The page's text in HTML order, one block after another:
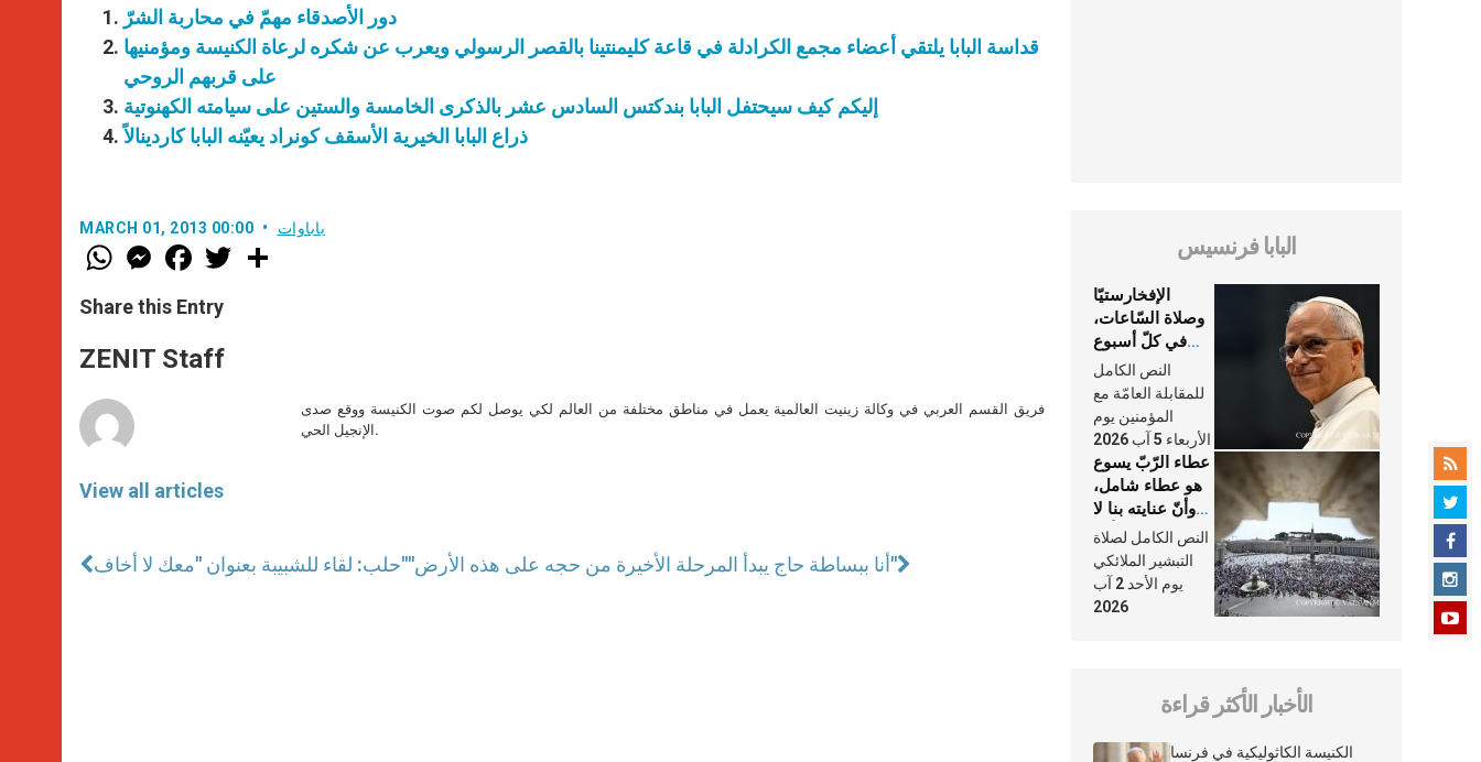
دور الأصدقاء مهمّ في محاربة الشرّ
قداسة البابا يلتقي أعضاء مجمع الكرادلة في قاعة كليمنتينا بالقصر الرسولي ويعرب عن شكره لرعاة الكنيسة ومؤمنيها
على قربهم الروحي
إليكم كيف سيحتفل البابا بندكتس السادس عشر بالذكرى الخامسة والستين على سيامته الكهنوتية
ذراع البابا الخيرية الأسقف كونراد يعيّنه البابا كاردينالاً
MARCH 01, 2013 00:00 باباوات
W
h
t
s
p
p
M
e
s
e
g
e
F
a
e
b
o
k
w
Share this Entry
ZENIT Staff
View all articles
فريق القسم العربي في وكالة زينيت العالمية يعمل في مناطق مختلفة من العالم لكي يوصل لكم صوت الكنيسة ووقع صدى
الإنجيل الحي.
حلب: لقاء للشبيبة بعنوان "معك لا أخاف" "أنا ببساطة حاج يبدأ المرحلة الأخيرة من حجه على هذه الأرض"
البابا فرنسيس
الإفخارستيّا
وصلاة السّاعات،
في كلّ أسبوع
وكلّ يوم، هما
النَّفَس في حياة
الكنيسة
النص الكامل
للمقابلة العامّة مع
المؤمنين يوم
الأربعاء 5 آب 2026
عطاء الرّبّ يسوع
هو عطاء شامل،
وأنّ عنايته بنا لا
تغيب عنّا أبدًا
النص الكامل لصلاة
التبشير الملائكي
يوم الأحد 2 آب
2026
الأخبار الأكثر قراءة
الكنيسة الكاثوليكية في فرنسا